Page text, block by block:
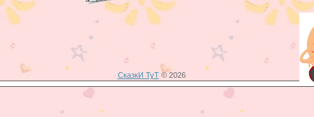
СказкИ ТуТ© 2026